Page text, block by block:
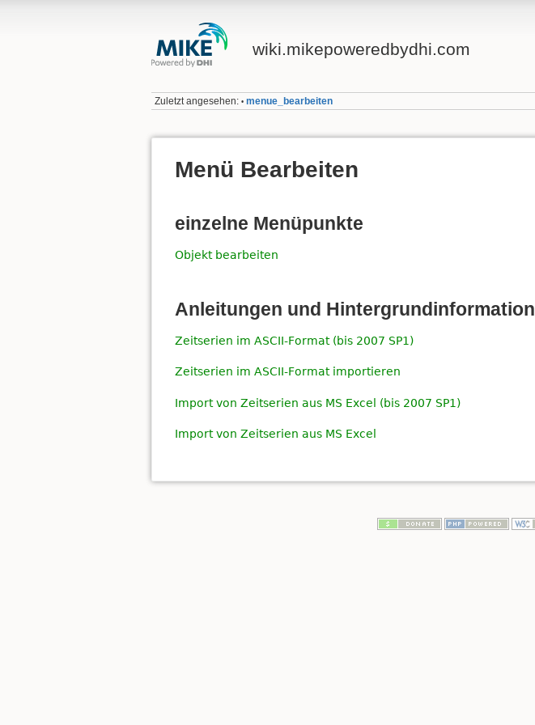
wiki.mikepoweredbydhi.com
Zuletzt angesehen: • menue_bearbeiten
Menü Bearbeiten
einzelne Menüpunkte
Objekt bearbeiten
Anleitungen und Hintergrundinformation
Zeitserien im ASCII-Format (bis 2007 SP1)
Zeitserien im ASCII-Format importieren
Import von Zeitserien aus MS Excel (bis 2007 SP1)
Import von Zeitserien aus MS Excel